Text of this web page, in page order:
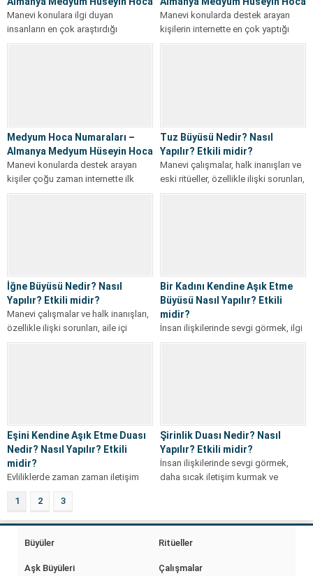
Manevi konulara ilgi duyan
insanların en çok araştırdığı
başlıklardan biri Yıldızname Bakan
Manevi konularda destek arayan
kişilerin internette en çok yaptığı
aramalardan biri Medyum Hoca
Medyum Hoca Numaraları –
Almanya Medyum Hüseyin Hoca
Manevi konularda destek arayan
kişiler çoğu zaman internette ilk
olarak Medyum Hoca Numaraları
Tuz Büyüsü Nedir? Nasıl
Yapılır? Etkili midir?
Manevi çalışmalar, halk inanışları ve
eski ritüeller, özellikle ilişki sorunları,
nazar, aile içi huzursuzluk ve...
İğne Büyüsü Nedir? Nasıl
Yapılır? Etkili midir?
Manevi çalışmalar ve halk inanışları,
özellikle ilişki sorunları, aile içi
huzursuzluklar ve açıklanamayan
Bir Kadını Kendine Aşık Etme
Büyüsü Nasıl Yapılır? Etkili
midir?
İnsan ilişkilerinde sevgi görmek, ilgi
hissetmek ve duygusal yakınlık
Eşini Kendine Aşık Etme Duası
Nedir? Nasıl Yapılır? Etkili
midir?
Evliliklerde zaman zaman iletişim
ilgi eksikliği yaşanabilir. Özellikle
yoğun iş temposu,...
Şirinlik Duası Nedir? Nasıl
Yapılır? Etkili midir?
İnsan ilişkilerinde sevgi görmek,
daha sıcak iletişim kurmak ve
1 2 3
Büyüler Ritüeller
Aşk Büyüleri Çalışmalar